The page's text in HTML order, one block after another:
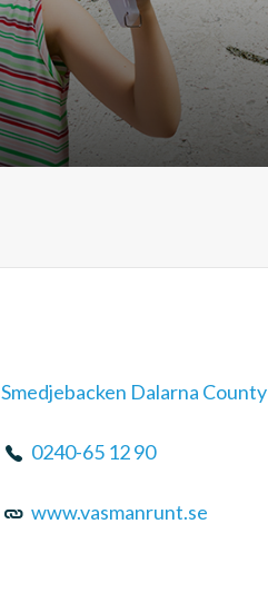
Smedjebacken Dalarna County
0240-65 12 90
www.vasmanrunt.se